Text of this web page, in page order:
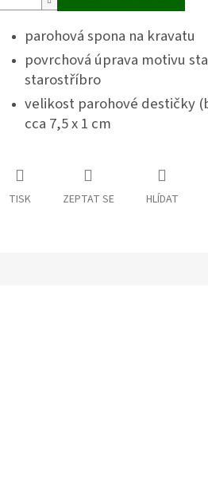
parohová spona na kravatu
povrchová úprava motivu
starostříbro
velikost parohové destičky
cca 7,5 x 1 cm
TISK ZEPTAT SE HLÍDAT